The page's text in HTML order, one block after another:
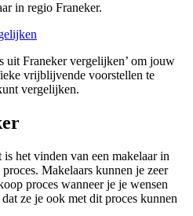
in regio Franeker.
uit Franeker vergelijken’ om jouw
vrijblijvende voorstellen te
vergelijken.
het vinden van een makelaar in
Makelaars kunnen je zeer
proces wanneer je je wensen
ze je ook met dit proces kunnen